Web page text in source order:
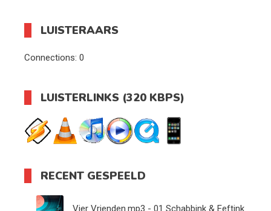
LUISTERAARS
Connections: 0
LUISTERLINKS (320 KBPS)
RECENT GESPEELD
Vier Vrienden.mp3 - 01 Schabbink & Eeftink